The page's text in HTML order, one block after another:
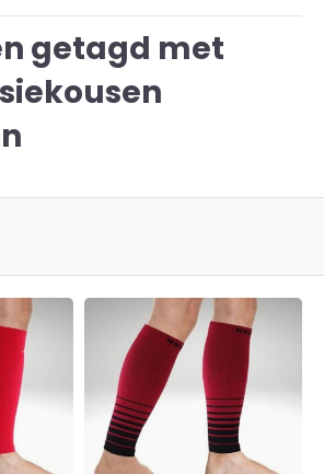
getagd met